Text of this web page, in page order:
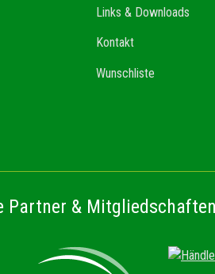
Links & Downloads
Kontakt
Wunschliste
Partner & Mitgliedschaften